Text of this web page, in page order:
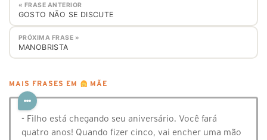
« FRASE ANTERIOR
GOSTO NÃO SE DISCUTE
PRÓXIMA FRASE »
MANOBRISTA
MAIS FRASES EM MÃE
- Filho está chegando seu aniversário. Você fará
quatro anos! Quando fizer cinco, vai encher uma mão